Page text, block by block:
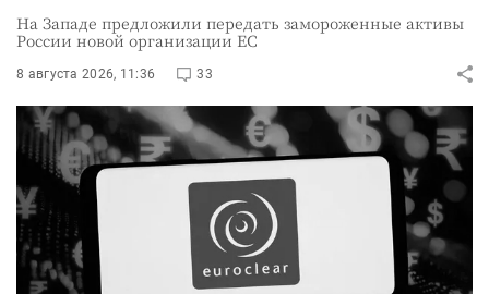
На Западе предложили передать замороженные активы
России новой организации ЕС
8 августа 2026, 11:36 33